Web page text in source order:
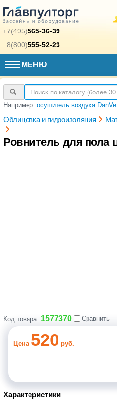
+7(495)565-36-39
8(800)555-52-23
МЕНЮ
Например: осушитель воздуха
Облицовка и гидроизоляция
Ровнитель для пола
Код товара: 1577370 Сравнить
Цена 520 руб.
Характеристики